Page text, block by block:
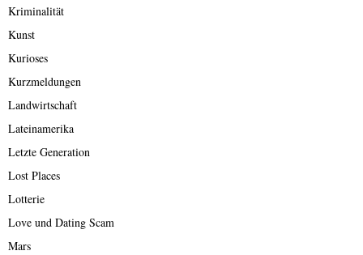
Kriminalität
Kunst
Kurioses
Kurzmeldungen
Landwirtschaft
Lateinamerika
Letzte Generation
Lost Places
Lotterie
Love und Dating Scam
Mars